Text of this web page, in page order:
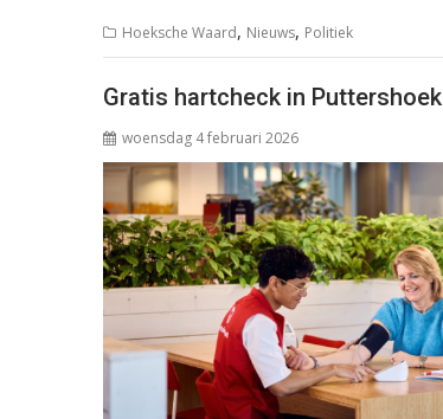
Hoeksche Waard, Nieuws, Politiek
Gratis hartcheck in Puttershoek
woensdag 4 februari 2026